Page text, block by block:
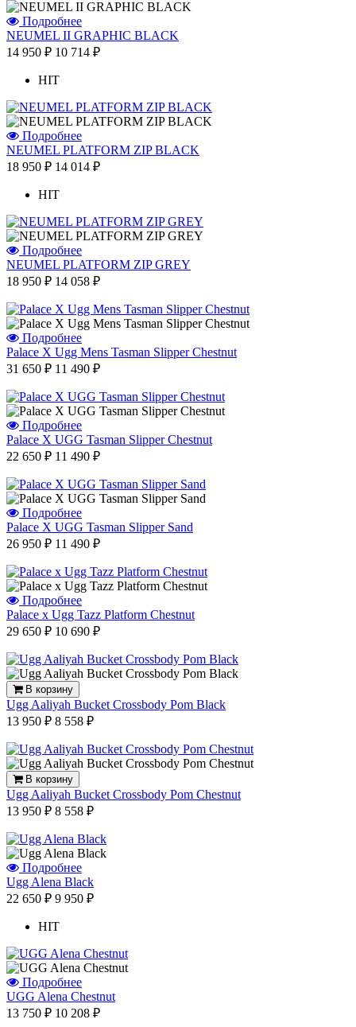
Подробнее
NEUMEL II GRAPHIC BLACK
14 950 ₽ 10 714 ₽
HIT
Подробнее
NEUMEL PLATFORM ZIP BLACK
18 950 ₽ 14 014 ₽
HIT
Подробнее
NEUMEL PLATFORM ZIP GREY
18 950 ₽ 14 058 ₽
Подробнее
Palace X Ugg Mens Tasman Slipper Chestnut
31 650 ₽ 11 490 ₽
Подробнее
Palace X UGG Tasman Slipper Chestnut
22 650 ₽ 11 490 ₽
Подробнее
Palace X UGG Tasman Slipper Sand
26 950 ₽ 11 490 ₽
Подробнее
Palace x Ugg Tazz Platform Chestnut
29 650 ₽ 10 690 ₽
В корзину
Ugg Aaliyah Bucket Crossbody Pom Black
13 950 ₽ 8 558 ₽
В корзину
Ugg Aaliyah Bucket Crossbody Pom Chestnut
13 950 ₽ 8 558 ₽
Подробнее
Ugg Alena Black
22 650 ₽ 9 950 ₽
HIT
Подробнее
UGG Alena Chestnut
13 750 ₽ 10 208 ₽